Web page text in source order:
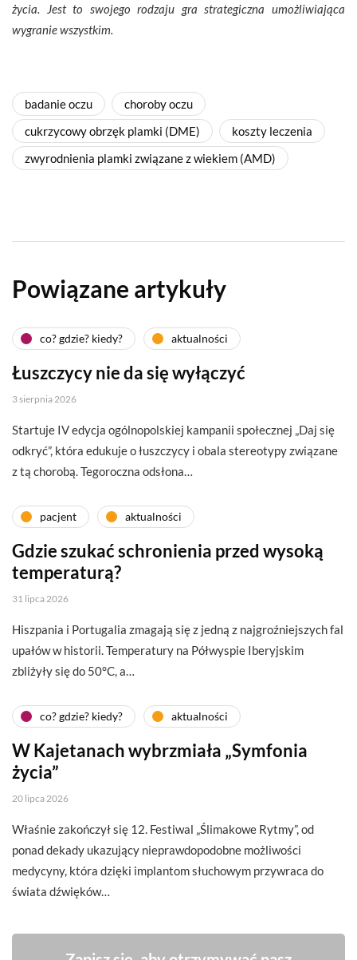
życia. Jest to swojego rodzaju gra strategiczna umożliwiająca
wygranie wszystkim.
badanie oczu
choroby oczu
cukrzycowy obrzęk plamki (DME)
koszty leczenia
zwyrodnienia plamki związane z wiekiem (AMD)
Powiązane artykuły
co? gdzie? kiedy? aktualności
Łuszczycy nie da się wyłączyć
3 sierpnia 2026
Startuje IV edycja ogólnopolskiej kampanii społecznej „Daj się
odkryć”, która edukuje o łuszczycy i obala stereotypy związane
z tą chorobą. Tegoroczna odsłona…
pacjent aktualności
Gdzie szukać schronienia przed wysoką
temperaturą?
31 lipca 2026
Hiszpania i Portugalia zmagają się z jedną z najgroźniejszych fal
upałów w historii. Temperatury na Półwyspie Iberyjskim
zbliżyły się do 50°C, a…
co? gdzie? kiedy? aktualności
W Kajetanach wybrzmiała „Symfonia
życia”
20 lipca 2026
Właśnie zakończył się 12. Festiwal „Ślimakowe Rytmy”, od
ponad dekady ukazujący nieprawdopodobne możliwości
medycyny, która dzięki implantom słuchowym przywraca do
świata dźwięków…